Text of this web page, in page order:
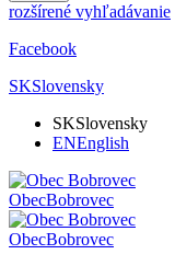
rozšírené vyhľadávanie
Facebook
SKSlovensky
SKSlovensky
ENEnglish
ObecBobrovec
ObecBobrovec